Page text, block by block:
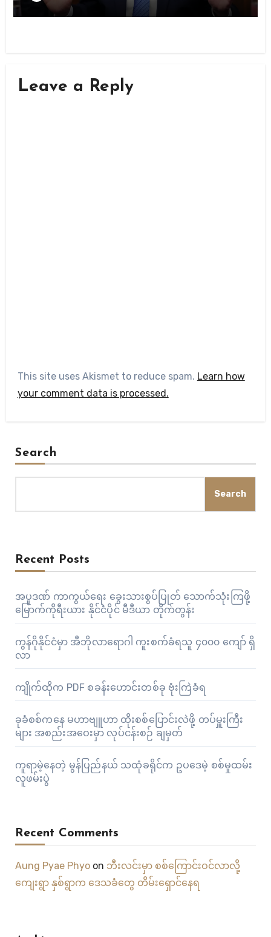
Leave a Reply
This site uses Akismet to reduce spam. Learn how
your comment data is processed.
Search
Search
Recent Posts
အပူဒဏ် ကာကွယ်ရေး ခွေးသားစွပ်ပြုတ် သောက်သုံးကြဖို့
မြောက်ကိုရီးယား နိုင်ငံပိုင် မီဒီယာ တိုက်တွန်း
ကွန်ဂိုနိုင်ငံမှာ အီဘိုလာရောဂါ ကူးစက်ခံရသူ ၄၀၀၀ ကျော် ရှိ
လာ
ကျိုက်ထိုက PDF စခန်းဟောင်းတစ်ခု ဗုံးကြဲခံရ
ခုခံစစ်ကနေ မဟာဗျူဟာ ထိုးစစ်ပြောင်းလဲဖို့ တပ်မှူးကြီး
များ အစည်းအဝေးမှာ လုပ်ငန်းစဉ် ချမှတ်
ကူရာမဲ့နေတဲ့ မွန်ပြည်နယ် သထုံခရိုင်က ဥပဒေမဲ့ စစ်မှုထမ်း
လူဖမ်းပွဲ
Recent Comments
Aung Pyae Phyoon ဘီးလင်းမှာ စစ်ကြောင်းဝင်လာလို့
ကျေးရွာ နှစ်ရွာက ဒေသခံတွေ တိမ်းရှောင်နေရ